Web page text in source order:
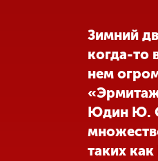
Студенческая
Сведения об
образовательной
организации
Зимний
когда-то
нем
Юдин Ю.
таких